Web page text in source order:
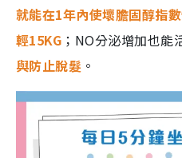
就能在1年內使壞膽固醇指
輕15KG ；NO分泌增加也能
與防止脫髮 。